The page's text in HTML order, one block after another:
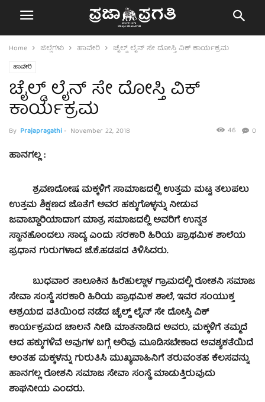
Home ಜಿಲ್ಲೆಗಳು ಹಾವೇರಿ ಚೈಲ್ಡ್ ಲೈನ್ ಸೇ ದೋಸ್ತಿ ವಿಕ್ ಕಾರ್ಯಕ್ರಮ
ಹಾವೇರಿ
ಚೈಲ್ಡ್ ಲೈನ್ ಸೇ ದೋಸ್ತಿ ವಿಕ್
ಕಾರ್ಯಕ್ರಮ
By Prajapragathi- November 22, 2018 0
46
ಹಾನಗಲ್ಲ :
ಶ್ರವಣದೋಷ ಮಕ್ಕಳಿಗೆ ಸಾಮಾಜದಲ್ಲಿ ಉತ್ತಮ ಮಟ್ಟ ತಲುಪಲು
ಉತ್ತಮ ಶಿಕ್ಷಣದ ಜೊತೆಗೆ ಅವರ ಹಕ್ಕುಗೊಳ್ಳನ್ನು ನೀಡುವ
ಜವಾಬ್ದಾರಿಯಾದಾಗ ಮಾತ್ರ ಸಮಾಜದಲ್ಲಿ ಅವರಿಗೆ ಉನ್ನತ
ಸ್ಥಾನಹೊಂದಲು ಸಾದ್ಯ ಎಂದು ಸರಕಾರಿ ಹಿರಿಯ ಪ್ರಾಥಮಿಕ ಶಾಲೆಯ
ಪ್ರಧಾನ ಗುರುಗಳಾದ ಜೆ.ಕೆ.ಹಡಪದ ತಿಳಿಸಿದರು.
ಬುಧವಾರ ತಾಲೂಕಿನ ಹಿರೆಹುಲ್ಲಾಳ ಗ್ರಾಮದಲ್ಲಿ ರೋಶನಿ ಸಮಾಜ
ಸೇವಾ ಸಂಸ್ಥೆ ಸರಕಾರಿ ಹಿರಿಯ ಪ್ರಾಥಮಿಕ ಶಾಲೆ, ಇವರ ಸಂಯುಕ್ತ
ಆಶ್ರಯದ ವತಿಯಿಂದ ನಡೆದ ಚೈಲ್ಡ್ ಲೈನ್ ಸೇ ದೋಸ್ತಿ ವಿಕ್
ಕಾರ್ಯಕ್ರಮದ ಚಾಲನೆ ನೀಡಿ ಮಾತನಾಡಿದ ಅವರು, ಮಕ್ಕಳಿಗೆ ತಮ್ಮದೆ
ಆದ ಹಕ್ಕುಗಳಿವೆ ಅವುಗಳ ಬಗ್ಗೆ ಅರಿವು ಮೂಡಿಸಬೇಕಾದ ಅವಶ್ಯಕತೆಯಿದೆ
ಅಂತಹ ಮಕ್ಕಳನ್ನು ಗುರುತಿಸಿ ಮುಖ್ಯವಾಹಿನಿಗೆ ತರುವಂತಹ ಕೆಲಸವನ್ನು
ಹಾನಗಲ್ಲ ರೋಶನಿ ಸಮಾಜ ಸೇವಾ ಸಂಸ್ಥೆ ಮಾಡುತ್ತಿರುವುದು
ಶಾಘನೀಯ ಎಂದರು.